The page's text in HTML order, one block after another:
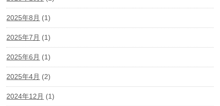
2025年8月 (1)
2025年7月 (1)
2025年6月 (1)
2025年4月 (2)
2024年12月 (1)